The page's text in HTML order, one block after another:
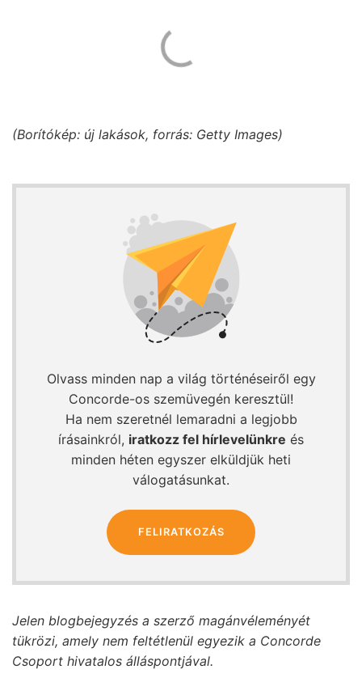
(Borítókép: új lakások, forrás: Getty Images)
Olvass minden nap a világ történéseiről egy
Concorde-os szemüvegén keresztül!
Ha nem szeretnél lemaradni a legjobb
írásainkról, iratkozz fel hírlevelünkre és
minden héten egyszer elküldjük heti
válogatásunkat.
FELIRATKOZÁS
Jelen blogbejegyzés a szerző magánvéleményét
tükrözi, amely nem feltétlenül egyezik a Concorde
Csoport hivatalos álláspontjával.